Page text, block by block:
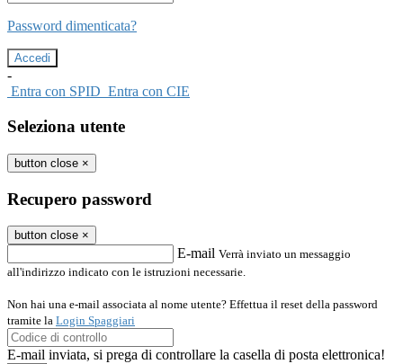
Password dimenticata?
-
Entra con SPID Entra con CIE
Seleziona utente
button close ×
Recupero password
button close ×
E-mail Verrà inviato un messaggio
all'indirizzo indicato con le istruzioni necessarie.
Non hai una e-mail associata al nome utente? Effettua il reset della password
tramite la Login Spaggiari
E-mail inviata, si prega di controllare la casella di posta elettronica!